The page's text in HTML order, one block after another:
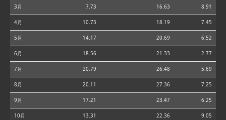
3月 7.73 16.63 8.91
4月 10.73 18.19 7.45
5月 14.17 20.69 6.52
6月 18.56 21.33 2.77
7月 20.79 26.48 5.69
8月 20.11 27.36 7.25
9月 17.21 23.47 6.25
10月 13.31 22.36 9.05